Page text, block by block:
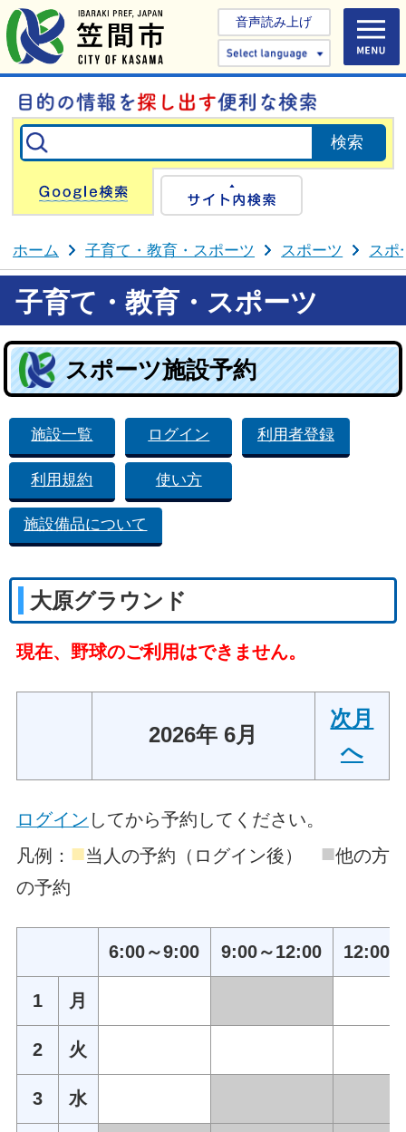
音声読み上げ
Select
Google検索
ホーム 子育て・教育・スポーツ スポーツ スポ
子育て・教育・スポーツ
スポーツ施設予約
施設一覧 ログイン 利用者登録
利用規約 使い方
施設備品について
大原グラウンド
現在、野球のご利用はできません。
2026年 6月
次月
へ
ログイン してから予約してください。
凡例： ■当人の予約（ログイン後） ■他の方
の予約
6:00～9:00 9:00～12:00 12:00
1 月
2 火
3 水